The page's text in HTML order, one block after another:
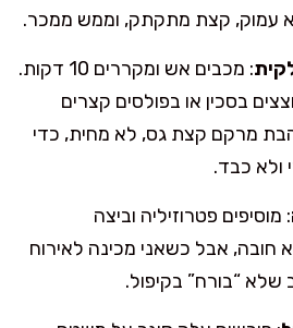
עמוק, קצת מתקתק, וממש ממכר.
: מכבים אש ומקררים 10 דקות.
בסכין או בפולסים קצרים
מרקם קצת גס, לא מחית, כדי
ולא כבד.
: מוסיפים פטרוזיליה וביצה
חובה, אבל כשאני מכינה לאירוח
שלא “בורח” בקיפול.